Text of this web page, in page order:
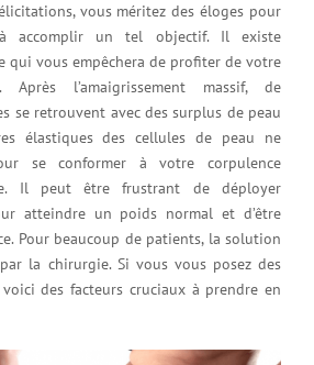
vous méritez des éloges pour
accomplir un tel objectif. Il existe
qui vous empêchera de profiter de votre
Après l’amaigrissement massif, de
se retrouvent avec des surplus de peau
élastiques des cellules de peau ne
se conformer à votre corpulence
Il peut être frustrant de déployer
atteindre un poids normal et d’être
Pour beaucoup de patients, la solution
la chirurgie. Si vous vous posez des
des facteurs cruciaux à prendre en